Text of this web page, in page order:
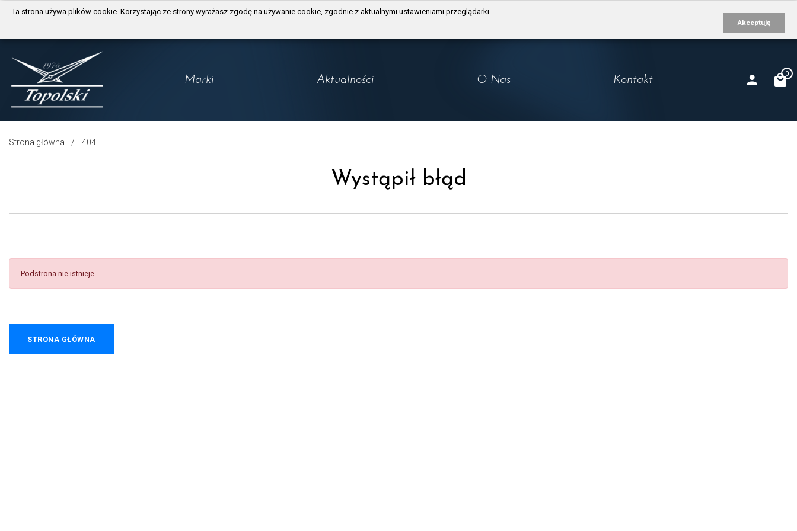
https://www.traditionrolex.com/3
Ta strona używa plików cookie. Korzystając ze strony wyrażasz zgodę na używanie cookie, zgodnie z aktualnymi ustawieniami przeglądarki.
Akceptuję
Marki Aktualności O Nas Kontakt
0
Strona główna 404
Wystąpił błąd
Podstrona nie istnieje.
STRONA GŁÓWNA